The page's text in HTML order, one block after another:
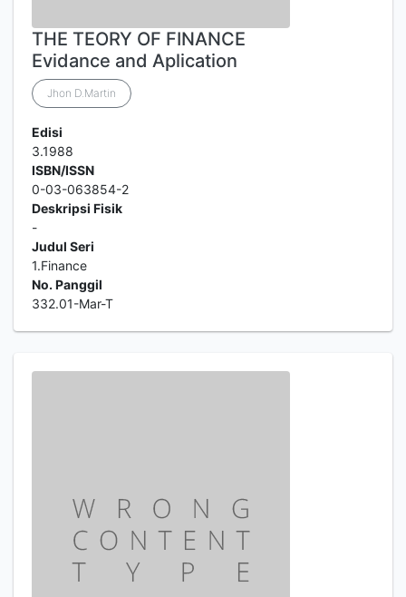
THE TEORY OF FINANCE
Evidance and Aplication
Jhon D.Martin
Edisi
3.1988
ISBN/ISSN
0-03-063854-2
Deskripsi Fisik
-
Judul Seri
1.Finance
No. Panggil
332.01-Mar-T